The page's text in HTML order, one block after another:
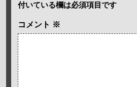
付いている欄は必須項目です
コメント ※